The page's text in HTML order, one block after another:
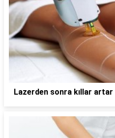
Lazerden sonra kıllar artar